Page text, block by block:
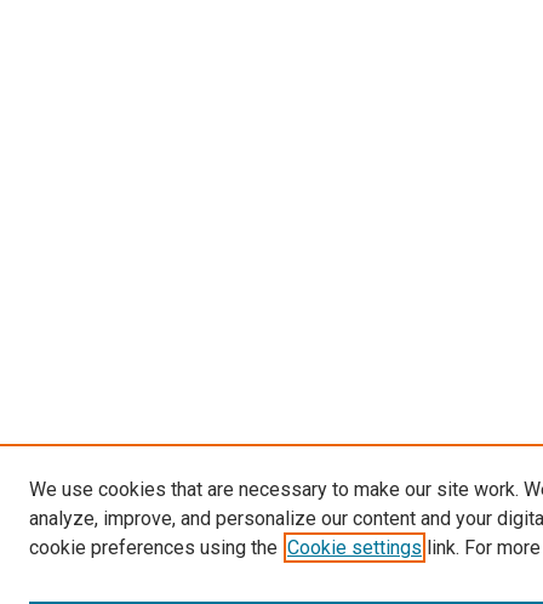
We use cookies that are necessary to make our site work.
analyze, improve, and personalize our content and your
cookie preferences using the Cookie settings link. For